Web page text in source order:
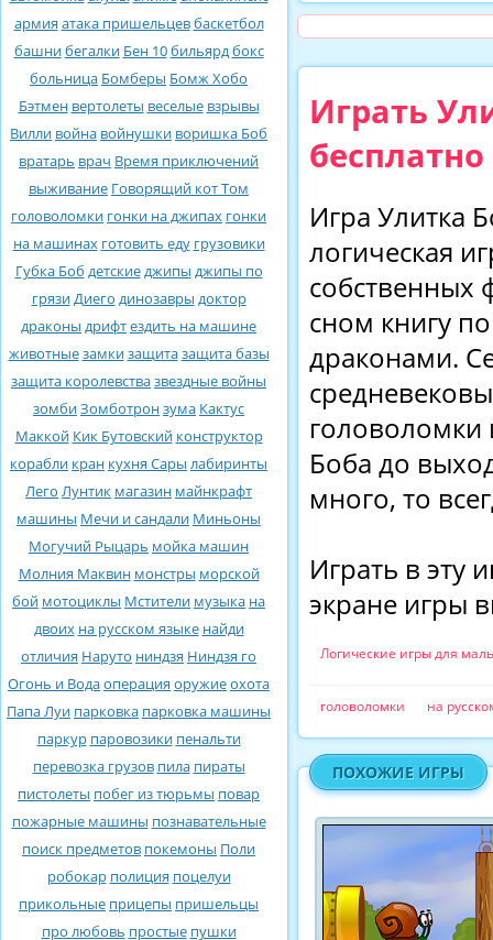
армия атака пришельцевбаскетбол
башнибегалки Бен 10бильярдбокс
больница Бомберы Бомж Хобо
Бэтмен вертолеты веселые взрывы
Вилли война войнушки воришка Боб
вратарь врач Время приключений
выживание Говорящий кот Том
головоломки гонки на джипах гонки
на машинах готовить еду грузовики
Губка Боб детскиеджипы джипы по
грязиДиего динозавры доктор
драконы дрифтездить на машине
животныезамкизащитазащита базы
защита королевствазвездные войны
зомбиЗомботронзума Кактус
Маккой Кик Бутовский конструктор
корабли кран кухня Сары лабиринты
Лего Лунтик магазин майнкрафт
машины Мечи и сандали Миньоны
Могучий Рыцарь мойка машин
Молния Маквин монстры морской
бой мотоциклы Мстители музыка на
двоих на русском языке найди
отличия Наруто ниндзя Ниндзя го
Огонь и Водаоперация оружиеохота
Папа Луи парковка парковка машины
паркур паровозики пенальти
перевозка грузов пила пираты
пистолеты побег из тюрьмы повар
пожарные машины познавательные
поиск предметов покемоны Поли
робокар полиция поцелуи
прикольные прицепы пришельцы
про любовь простые пушки
Играть
Игра Улитка
логическая
собственных
сном книгу
драконами.
головоломки
Боба до
много, то
Играть в эту
экране игры
Логические игры для
головоломки на
ПОХОЖИЕ ИГРЫ